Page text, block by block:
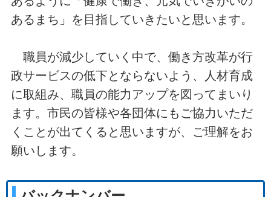
あるまち」を目指していきたいと思います。
職員が減少していく中で、働き方改革が行
政サービスの低下とならないよう、人材育成
に取組み、職員の能力アップを図ってまいり
ます。市民の皆様や各団体にもご協力いただ
くことが出てくると思いますが、ご理解をお
願いします。